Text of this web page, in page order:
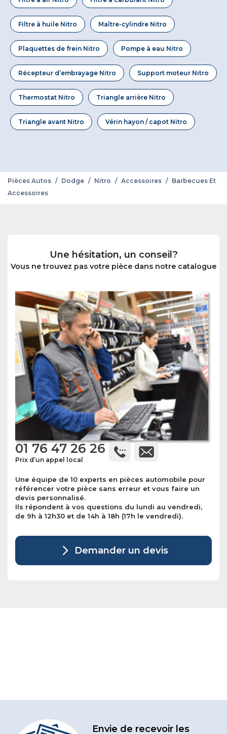
Filtre à huile Nitro Maître-cylindre Nitro
Plaquettes de frein Nitro Pompe à eau Nitro
Récepteur d’embrayage Nitro Support moteur Nitro
Thermostat Nitro Triangle arrière Nitro
Triangle avant Nitro Vérin hayon / capot Nitro
Pièces Autos / Dodge / Nitro / Accessoires / Barbecues Et
Accessoires
Une hésitation, un conseil?
Vous ne trouvez pas votre pièce dans notre catalogue
01 76 47 26 26
Prix d’un appel local
Une équipe de 10 experts en pièces automobile pour
référencer votre pièce sans erreur et vous faire un
devis personnalisé.
Ils répondent à vos questions du lundi au vendredi,
de 9h à 12h30 et de 14h à 18h (17h le vendredi).
Demander un devis
Envie de recevoir les